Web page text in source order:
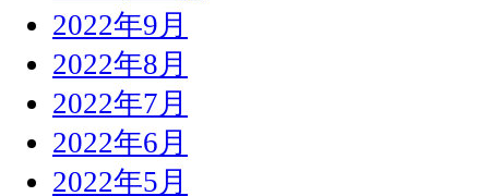
2022年9月
2022年8月
2022年7月
2022年6月
2022年5月